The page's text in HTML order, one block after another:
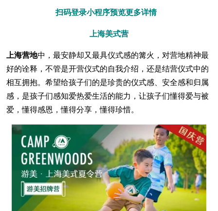
扫码登录小程序预览更多详情
上海美式营
上海营地中，最安静却又最具仪式感的篝火，对营地精神最
好的诠释，不管是开营仪式的自我介绍，还是结营仪式中的
相互拥抱。希望给孩子们的是珍贵的仪式感、安全感和归属
感，是孩子们感知爱热爱生活的能力，让孩子们懂得爱与被
爱，懂得感恩，懂得分享，懂得珍惜。